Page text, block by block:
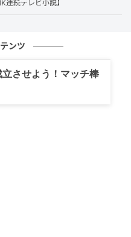
を一人のなかに自然に
だ。
生き方
連続テレビ小説】
ンツ
させよう！マッチ棒